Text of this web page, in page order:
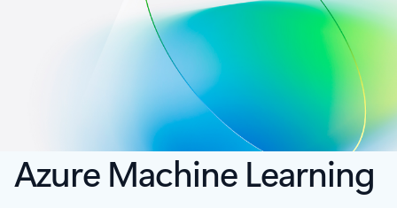
Azure Machine Learning